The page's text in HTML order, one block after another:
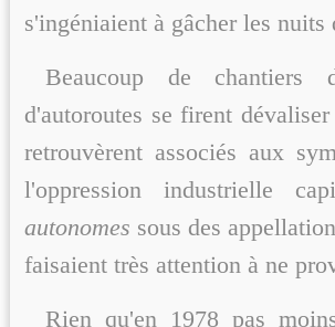
s'ingéniaient à gâcher les
Beaucoup de
d'autoroutes se firent
retrouvèrent associés aux
l'oppression industrielle
autonomes sous des
faisaient très attention à ne
Rien qu'en 1978 pas